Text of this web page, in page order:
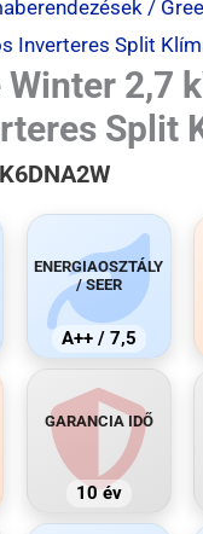
/
Inverteres Split
Winter 2,7
Split
ENERGIAOSZTÁLY
/ SEER
A++ / 7,5
GARANCIA IDŐ
10 év